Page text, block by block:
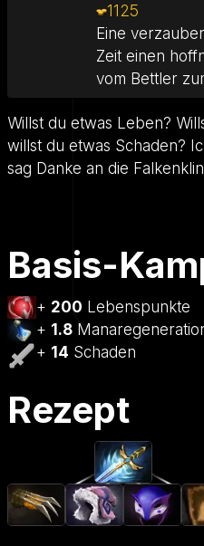
1125
Eine
Zeit einen
vom Bettler
Willst du etwas Leben?
willst du etwas Schaden?
sag Danke an die
Basis-
+ 200 Lebenspunkte
+ 1.8
+ 14 Schaden
Rezept